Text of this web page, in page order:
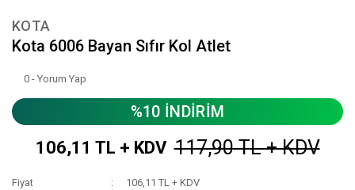
KOTA
Kota 6006 Bayan Sıfır Kol Atlet
0 - Yorum Yap
%10 İNDİRİM
106,11 TL + KDV 117,90 TL + KDV
Fiyat
106,11 TL + KDV